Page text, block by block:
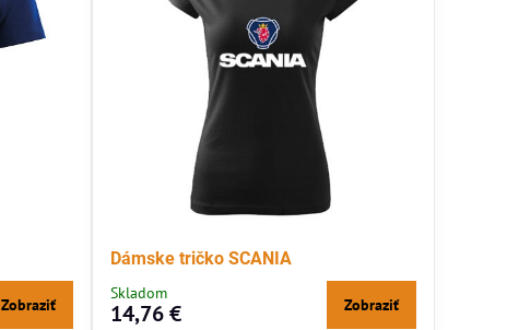
Zobraziť
Dámske tričko SCANIA
Skladom
14,76 € Zobraziť